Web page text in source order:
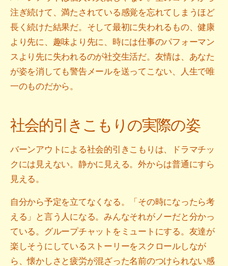
注ぎ続けて、満たされている感覚を忘れてしまうほど
長く続けた結果だ。そして最初に失われるもの、健康
より先に、趣味より先に、時には仕事のパフォーマン
スより先に失われるのが社交生活だ。友情は、あなた
が姿を消しても警告メールを送ってこない、人生で唯
一のものだから。
社会的引きこもりの実際の姿
バーンアウトによる社会的引きこもりは、ドラマチッ
クには見えない。静かに見える。外からは普通にすら
見える。
自分から予定を立てなくなる。「その時になったら考
える」と言う人になる。みんなそれがノーだと分かっ
ている。グループチャットをミュートにする。友達が
楽しそうにしているストーリーをスクロールしなが
ら、懐かしさと疲労が混ざった名前のつけられない感